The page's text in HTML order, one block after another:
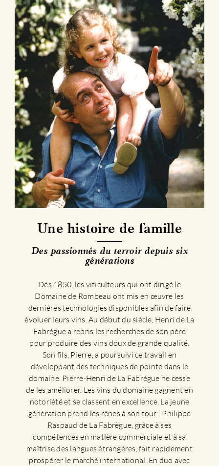
Une histoire de famille
Des passionnés du terroir depuis six
générations
Dès 1850, les viticulteurs qui ont dirigé le
Domaine de Rombeau ont mis en œuvre les
dernières technologies disponibles afin de faire
évoluer leurs vins. Au début du siècle, Henri de La
Fabrègue a repris les recherches de son père
pour produire des vins doux de grande qualité.
Son fils, Pierre, a poursuivi ce travail en
développant des techniques de pointe dans le
domaine. Pierre-Henri de La Fabrègue ne cesse
de les améliorer. Les vins du domaine gagnent en
notoriété et se classent en excellence. La jeune
génération prend les rênes à son tour : Philippe
Raspaud de La Fabrègue, grâce à ses
compétences en matière commerciale et à sa
maîtrise des langues étrangères, fait rapidement
prospérer le marché international. En duo avec